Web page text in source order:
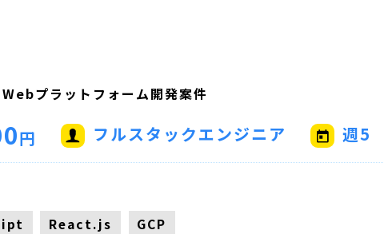
プラットフォーム開発案件
円 フルスタックエンジニア 週5
React.js GCP